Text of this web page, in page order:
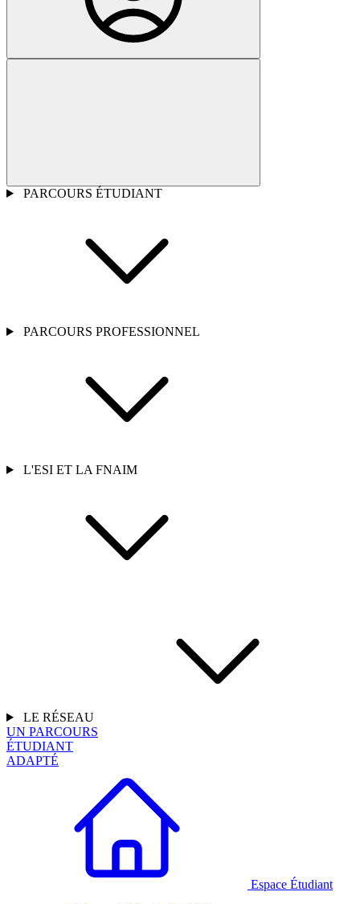
PARCOURS ÉTUDIANT
PARCOURS PROFESSIONNEL
L'ESI ET LA FNAIM
LE RÉSEAU
UN PARCOURS
ÉTUDIANT
ADAPTÉ
Espace Étudiant